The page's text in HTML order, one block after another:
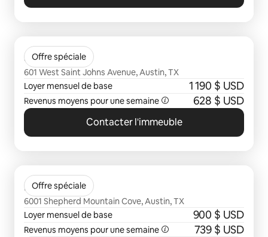
Offre spéciale
St Johns West
601 West Saint Johns Avenue, Austin, TX
Loyer mensuel de base
1 190 $ USD
Revenus moyens pour une semaine 628 $ USD
Contacter l'immeuble
Offre spéciale
Bridgehead
6001 Shepherd Mountain Cove, Austin, TX
Loyer mensuel de base
900 $ USD
Revenus moyens pour une semaine 739 $ USD